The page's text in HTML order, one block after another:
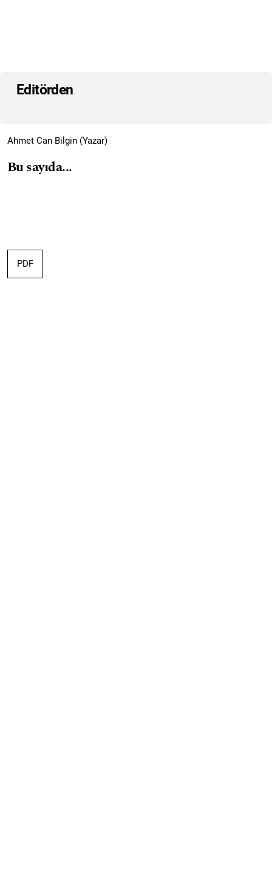
Editörden
Ahmet Can Bilgin (Yazar)
Bu sayıda...
PDF